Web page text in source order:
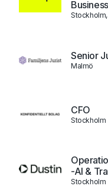
Senior
Malmö
CFO
Stockholm
-AI &
Stockholm